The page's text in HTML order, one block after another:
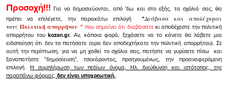
Προσοχή!!! Για να δημοσιεύονται, από 'δω και στο εξής, τα σχόλιά σας, θα
πρέπει να επιλέγετε, την παρακάτω επιλογή
"Διάβασα και αποδέχομαι
τουςΠολιτική απορρήτου" που σημαίνει ότι διαβάσατεκι αποδέχεστε την πολιτική
απορρήτου τουkozan.gr. Αν, κάποια φορά, ξεχάσετε να το κάνετε θα λάβετε μια
ειδοποίηση ότι δεν το πατήσατε (αρα δεν αποδεχτήκατε την πολιτική απορρήτου). Σε
αυτή την περίπτωση, για να μη χαθεί το σχόλιο σας, πατήστε να γυρίσετε πίσω και
ξαναπατήστε "δημοσίευση", τσεκάροντας, προηγουμένως, την προαναφερόμενη
επιλογή.Η συμπλήρωση των πεδίων όνομα, Ηλ. διεύθυνση και ιστότοπος, της
παραπάνω φόρμας, δεν είναι υποχρεωτική.